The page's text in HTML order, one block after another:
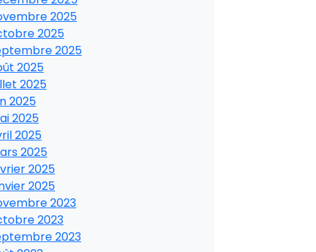
2025
2025
2025
2025
2025
2025
2025
2025
2025
2025
2025
2023
2023
2023